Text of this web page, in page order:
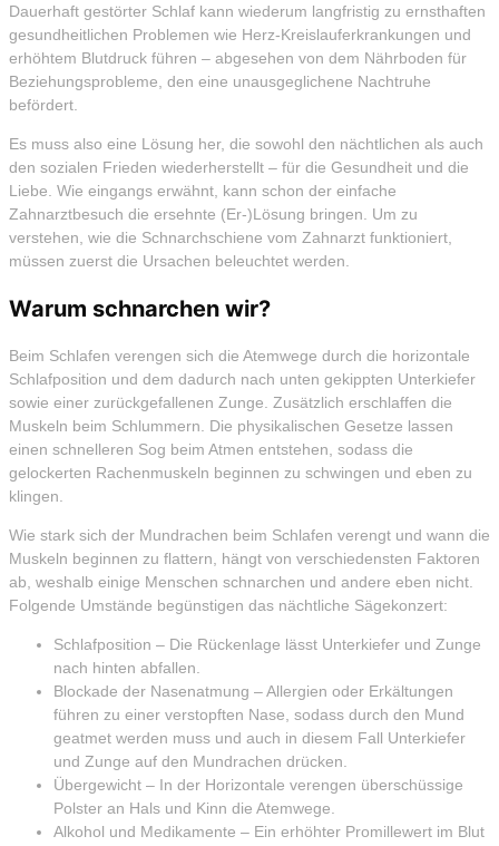
Dauerhaft gestörter Schlaf kann wiederum langfristig zu ernsthaften
gesundheitlichen Problemen wie Herz-Kreislauferkrankungen und
erhöhtem Blutdruck führen – abgesehen von dem Nährboden für
Beziehungsprobleme, den eine unausgeglichene Nachtruhe
befördert.
Es muss also eine Lösung her, die sowohl den nächtlichen als auch
den sozialen Frieden wiederherstellt – für die Gesundheit und die
Liebe. Wie eingangs erwähnt, kann schon der einfache
Zahnarztbesuch die ersehnte (Er-)Lösung bringen. Um zu
verstehen, wie die Schnarchschiene vom Zahnarzt funktioniert,
müssen zuerst die Ursachen beleuchtet werden.
Warum schnarchen wir?
Beim Schlafen verengen sich die Atemwege durch die horizontale
Schlafposition und dem dadurch nach unten gekippten Unterkiefer
sowie einer zurückgefallenen Zunge. Zusätzlich erschlaffen die
Muskeln beim Schlummern. Die physikalischen Gesetze lassen
einen schnelleren Sog beim Atmen entstehen, sodass die
gelockerten Rachenmuskeln beginnen zu schwingen und eben zu
klingen.
Wie stark sich der Mundrachen beim Schlafen verengt und wann die
Muskeln beginnen zu flattern, hängt von verschiedensten Faktoren
ab, weshalb einige Menschen schnarchen und andere eben nicht.
Folgende Umstände begünstigen das nächtliche Sägekonzert:
Schlafposition – Die Rückenlage lässt Unterkiefer und Zunge
nach hinten abfallen.
Blockade der Nasenatmung – Allergien oder Erkältungen
führen zu einer verstopften Nase, sodass durch den Mund
geatmet werden muss und auch in diesem Fall Unterkiefer
und Zunge auf den Mundrachen drücken.
Übergewicht – In der Horizontale verengen überschüssige
Polster an Hals und Kinn die Atemwege.
Alkohol und Medikamente – Ein erhöhter Promillewert im Blut